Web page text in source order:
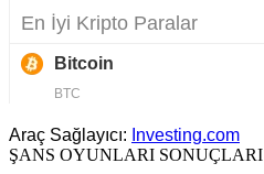
Araç Sağlayıcı: Investing.com
ŞANS OYUNLARI SONUÇLARI